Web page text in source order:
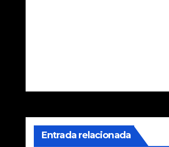
entradas
Entrada relacionada